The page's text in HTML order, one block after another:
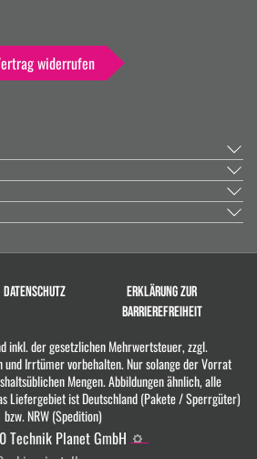
widerrufen
DATENSCHUTZ
ERKLÄRUNG ZUR
BARRIEREFREIHEIT
inkl. der gesetzlichen Mehrwertsteuer, zzgl.
und Irrtümer vorbehalten. Nur solange der Vorrat
Mengen. Abbildungen ähnlich, alle
Liefergebiet ist Deutschland (Pakete / Sperrgüter)
bzw. NRW (Spedition)
Planet GmbH